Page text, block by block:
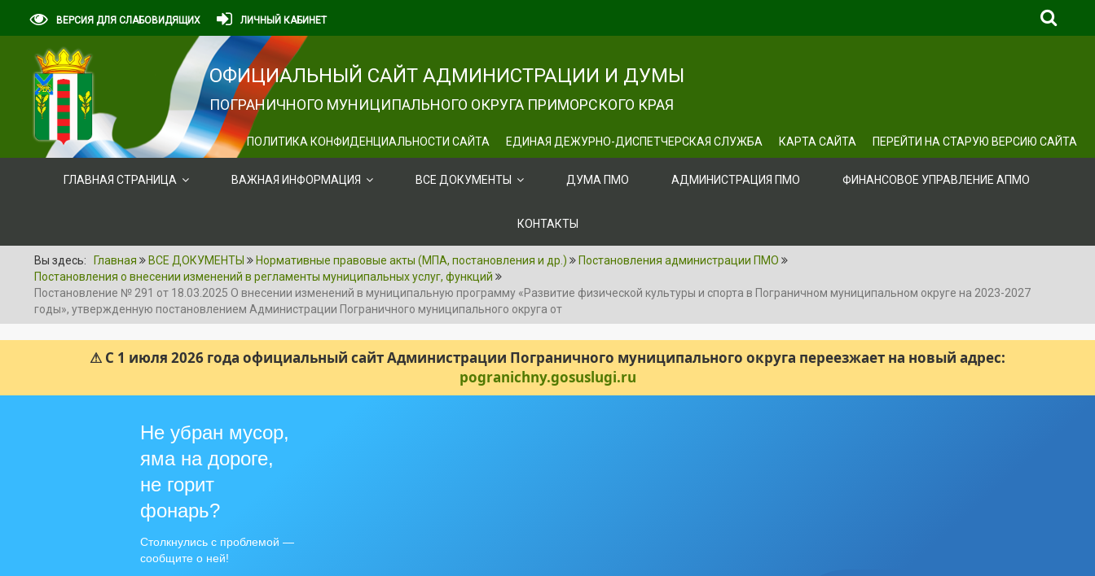
ВЕРСИЯ ДЛЯ СЛАБОВИДЯЩИХ ЛИЧНЫЙ КАБИНЕТ
ОФИЦИАЛЬНЫЙ САЙТ АДМИНИСТРАЦИИ И ДУМЫ
ПОГРАНИЧНОГО МУНИЦИПАЛЬНОГО ОКРУГА ПРИМОРСКОГО КРАЯ
ПОЛИТИКА КОНФИДЕНЦИАЛЬНОСТИ САЙТА ЕДИНАЯ ДЕЖУРНО-ДИСПЕТЧЕРСКАЯ СЛУЖБА КАРТА САЙТА ПЕРЕЙТИ НА СТАРУЮ ВЕРСИЮ САЙТА
ГЛАВНАЯ СТРАНИЦА ВАЖНАЯ ИНФОРМАЦИЯ ВСЕ ДОКУМЕНТЫ ДУМА ПМО АДМИНИСТРАЦИЯ ПМО ФИНАНСОВОЕ УПРАВЛЕНИЕ АПМО
КОНТАКТЫ
Вы здесь: Главная ВСЕ ДОКУМЕНТЫ Нормативные правовые акты (МПА, постановления и др.)
Постановления администрации ПМО
Постановления о внесении изменений в регламенты муниципальных услуг, функций
Постановление № 291 от 18.03.2025 О внесении изменений в муниципальную программу «Развитие физической культуры и спорта в Пограничном муниципальном округе на 2023-2027
годы», утвержденную постановлением Администрации Пограничного муниципального округа от
⚠ С 1 июля 2026 года официальный сайт Администрации Пограничного муниципального округа переезжает на новый адрес:
pogranichny.gosuslugi.ru
Не убран мусор,
яма на дороге,
не горит
фонарь?
Столкнулись с проблемой —
сообщите о ней!